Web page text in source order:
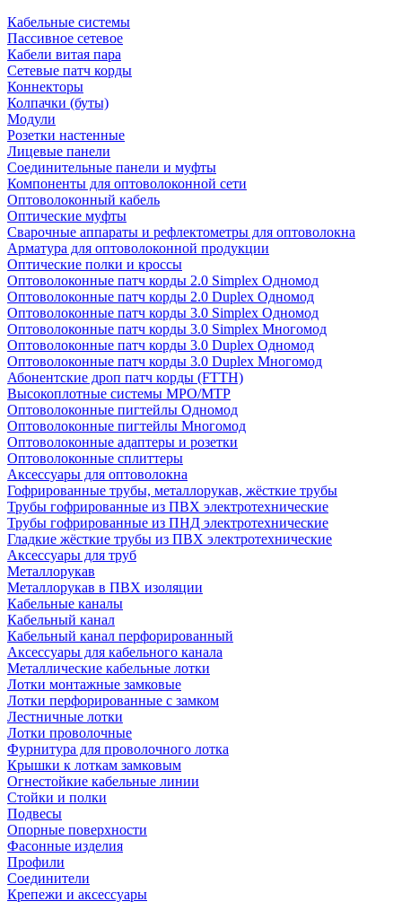
Кабельные системы
Пассивное сетевое
Кабели витая пара
Сетевые патч корды
Коннекторы
Колпачки (буты)
Модули
Розетки настенные
Лицевые панели
Соединительные панели и муфты
Компоненты для оптоволоконной сети
Оптоволоконный кабель
Оптические муфты
Сварочные аппараты и рефлектометры для оптоволокна
Арматура для оптоволоконной продукции
Оптические полки и кроссы
Оптоволоконные патч корды 2.0 Simplex Одномод
Оптоволоконные патч корды 2.0 Duplex Одномод
Оптоволоконные патч корды 3.0 Simplex Одномод
Оптоволоконные патч корды 3.0 Simplex Многомод
Оптоволоконные патч корды 3.0 Duplex Одномод
Оптоволоконные патч корды 3.0 Duplex Многомод
Абонентские дроп патч корды (FTTH)
Высокоплотные системы MPO/MTP
Оптоволоконные пигтейлы Одномод
Оптоволоконные пигтейлы Многомод
Оптоволоконные адаптеры и розетки
Оптоволоконные сплиттеры
Аксессуары для оптоволокна
Гофрированные трубы, металлорукав, жёсткие трубы
Трубы гофрированные из ПВХ электротехнические
Трубы гофрированные из ПНД электротехнические
Гладкие жёсткие трубы из ПВХ электротехнические
Аксессуары для труб
Металлорукав
Металлорукав в ПВХ изоляции
Кабельные каналы
Кабельный канал
Кабельный канал перфорированный
Аксессуары для кабельного канала
Металлические кабельные лотки
Лотки монтажные замковые
Лотки перфорированные с замком
Лестничные лотки
Лотки проволочные
Фурнитура для проволочного лотка
Крышки к лоткам замковым
Огнестойкие кабельные линии
Стойки и полки
Подвесы
Опорные поверхности
Фасонные изделия
Профили
Соединители
Крепежи и аксессуары